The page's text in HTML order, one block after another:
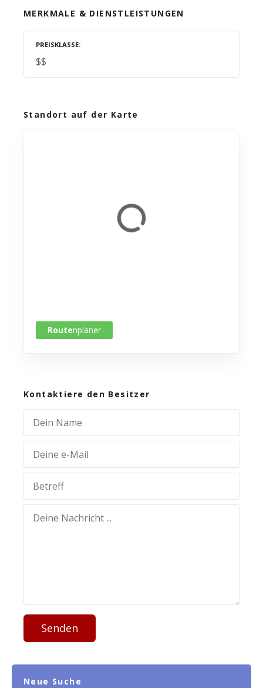
MERKMALE & DIENSTLEISTUNGEN
PREISKLASSE
$$
Standort auf der Karte
Routenplaner
Kontaktiere den Besitzer
Senden
Neue Suche